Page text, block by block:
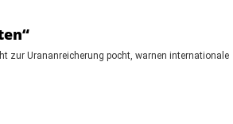
zur Urananreicherung pocht, warnen internationale